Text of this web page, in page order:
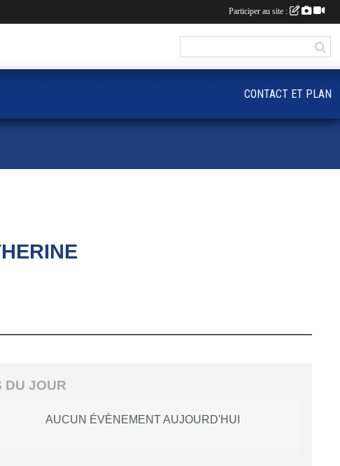
DU JOUR
AUCUN ÉVÈNEMENT AUJOURD'HUI
CONTACT ET PLAN
Participer au site :